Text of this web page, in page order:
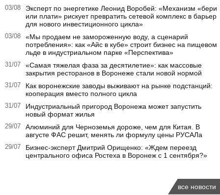
03/08
Эксперт по энергетике Леонид Воробей: «Механизм «бери
или плати» рискует превратить сетевой комплекс в барьер
для нового инвестиционного цикла»
03/08
«Мы продаем не замороженную воду, а сценарий
потребления»: как «Айс в кубе» строит бизнес на пищевом
льде в индустриальном парке «Перспектива»
31/07
«Самая тяжелая фаза за десятилетие»: как массовые
закрытия ресторанов в Воронеже стали новой нормой
31/07
Как воронежские заводы выживают на рынке подстанций:
кооперация вместо полного цикла
31/07
Индустриальный пригород Воронежа может запустить
новый формат жилья
29/07
Алюминий для Черноземья дороже, чем для Китая. В
августе ФАС решит, менять ли формулу цены РУСАЛа
29/07
Бизнес-эксперт Дмитрий Орищенко: «Ждем переезд
центрального офиса Ростеха в Воронеж с 1 сентября?»
все новости